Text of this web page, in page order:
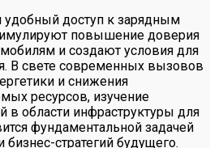
доступ к зарядным
повышение доверия
и создают условия для
В свете современных вызовов
и снижения
ресурсов, изучение
в области инфраструктуры для
фундаментальной задачей
стратегий будущего.